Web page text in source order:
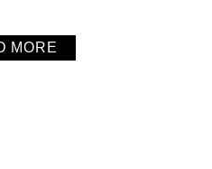
常適合用來炸年糕，推薦給大
MORE